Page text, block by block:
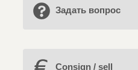
Задать вопрос
Consign / sell